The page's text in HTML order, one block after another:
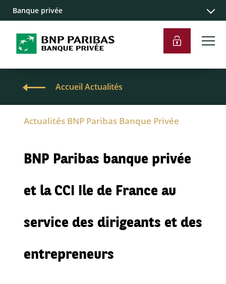
Banque privée
Accueil Actualités
Actualités BNP Paribas Banque Privée
BNP Paribas banque privée
et la CCI Ile de France au
service des dirigeants et des
entrepreneurs